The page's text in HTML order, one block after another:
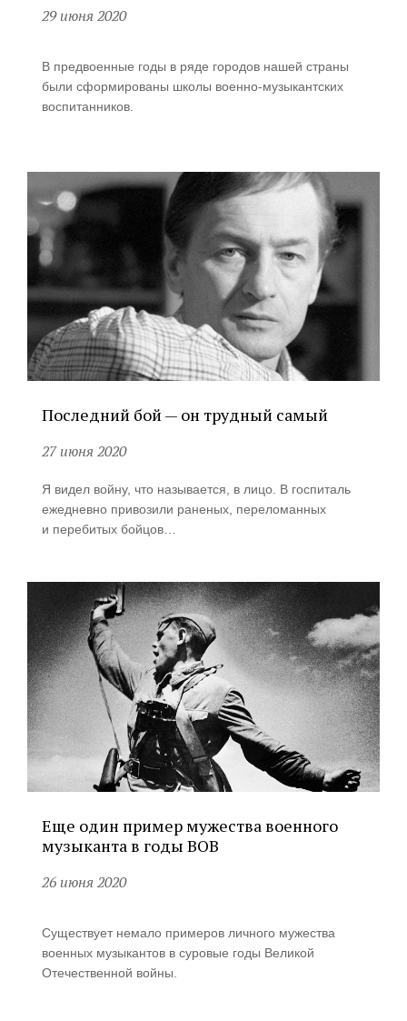
29 июня 2020
В предвоенные годы в ряде городов нашей страны
были сформированы школы военно-музыкантских
воспитанников.
Последний бой — он трудный самый
27 июня 2020
Я видел войну, что называется, в лицо. В госпиталь
ежедневно привозили раненых, переломанных
и перебитых бойцов…
Еще один пример мужества военного
музыканта в годы ВОВ
26 июня 2020
Существует немало примеров личного мужества
военных музыкантов в суровые годы Великой
Отечественной войны.